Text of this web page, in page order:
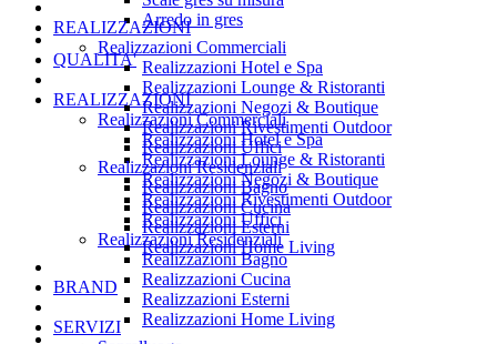
Arredo in gres
QUALITA'
REALIZZAZIONI
Realizzazioni Commerciali
Realizzazioni Hotel e Spa
Realizzazioni Lounge & Ristoranti
Realizzazioni Negozi & Boutique
Realizzazioni Rivestimenti Outdoor
Realizzazioni Uffici
Realizzazioni Residenziali
Realizzazioni Bagno
Realizzazioni Cucina
Realizzazioni Esterni
Realizzazioni Home Living
REALIZZAZIONI
Realizzazioni Commerciali
Realizzazioni Hotel e Spa
Realizzazioni Lounge & Ristoranti
Realizzazioni Negozi & Boutique
Realizzazioni Rivestimenti Outdoor
Realizzazioni Uffici
Realizzazioni Residenziali
Realizzazioni Bagno
Realizzazioni Cucina
Realizzazioni Esterni
Realizzazioni Home Living
BRAND
SERVIZI